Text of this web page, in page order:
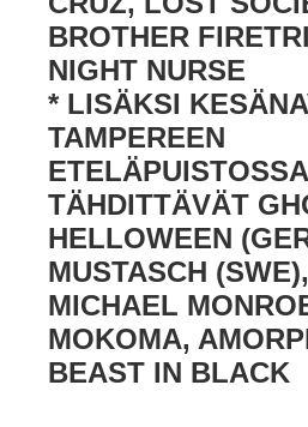
BROTHER
NIGHT NURSE
* LISÄKSI
TAMPEREEN
TÄHDITTÄVÄT
HELLOWEEN
MUSTASCH
MICHAEL
MOKOMA,
BEAST IN BLACK